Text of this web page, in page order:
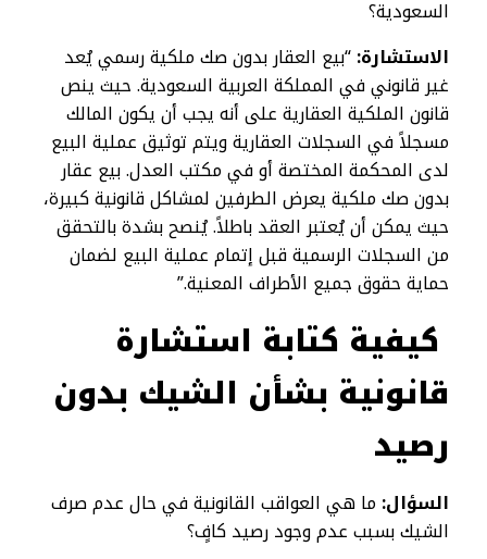
السعودية؟
الاستشارة:“بيع العقار بدون صك ملكية رسمي يُعد
غير قانوني في المملكة العربية السعودية. حيث ينص
قانون الملكية العقارية على أنه يجب أن يكون المالك
مسجلاً في السجلات العقارية ويتم توثيق عملية البيع
لدى المحكمة المختصة أو في مكتب العدل. بيع عقار
بدون صك ملكية يعرض الطرفين لمشاكل قانونية كبيرة،
حيث يمكن أن يُعتبر العقد باطلاً. يُنصح بشدة بالتحقق
من السجلات الرسمية قبل إتمام عملية البيع لضمان
حماية حقوق جميع الأطراف المعنية.”
كيفية كتابة استشارة
قانونية بشأن الشيك بدون
رصيد
السؤال: ما هي العواقب القانونية في حال عدم صرف
الشيك بسبب عدم وجود رصيد كافٍ؟